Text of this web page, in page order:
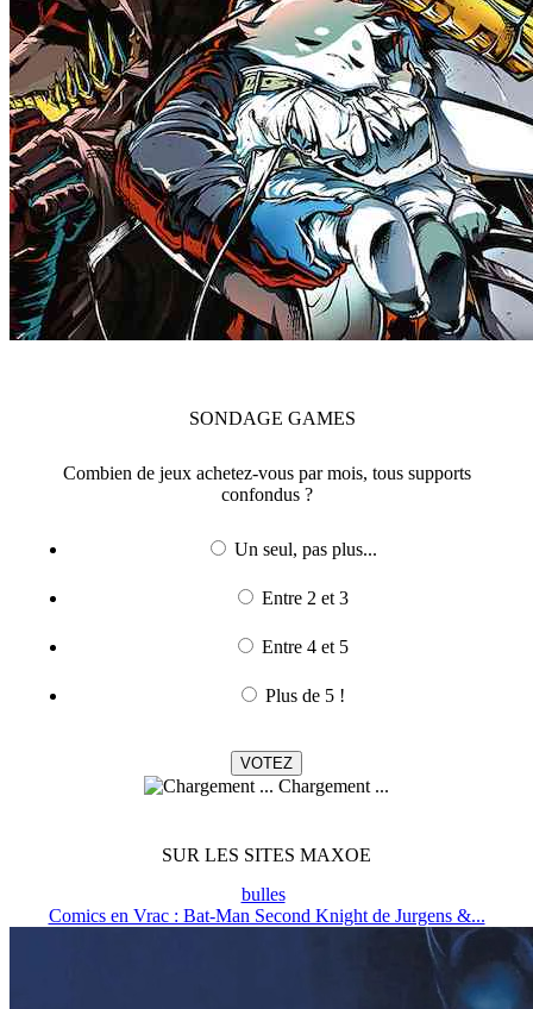
SONDAGE GAMES
Combien de jeux achetez-vous par mois, tous supports
confondus ?
Un seul, pas plus...
Entre 2 et 3
Entre 4 et 5
Plus de 5 !
Chargement ...
SUR LES SITES MAXOE
bulles
Comics en Vrac : Bat-Man Second Knight de Jurgens &...